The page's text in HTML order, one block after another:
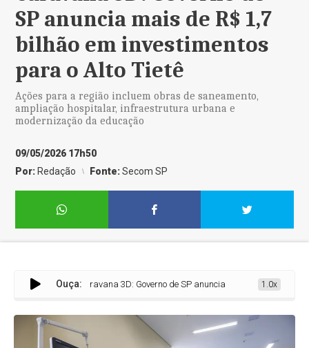
SP anuncia mais de R$ 1,7
bilhão em investimentos
para o Alto Tietê
Ações para a região incluem obras de saneamento,
ampliação hospitalar, infraestrutura urbana e
modernização da educação
09/05/2026 17h50
Por: Redação Fonte:Secom SP
Ouça:
Caravana 3D: Governo de SP anuncia mais de R$ 1,7 bilhão
1.0x